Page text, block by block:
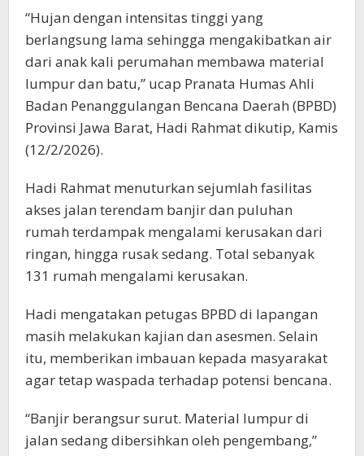
“Hujan dengan intensitas tinggi yang
berlangsung lama sehingga mengakibatkan air
dari anak kali perumahan membawa material
lumpur dan batu,” ucap Pranata Humas Ahli
Badan Penanggulangan Bencana Daerah (BPBD)
Provinsi Jawa Barat, Hadi Rahmat dikutip, Kamis
(12/2/2026).
Hadi Rahmat menuturkan sejumlah fasilitas
akses jalan terendam banjir dan puluhan
rumah terdampak mengalami kerusakan dari
ringan, hingga rusak sedang. Total sebanyak
131 rumah mengalami kerusakan.
Hadi mengatakan petugas BPBD di lapangan
masih melakukan kajian dan asesmen. Selain
itu, memberikan imbauan kepada masyarakat
agar tetap waspada terhadap potensi bencana.
“Banjir berangsur surut. Material lumpur di
jalan sedang dibersihkan oleh pengembang,”